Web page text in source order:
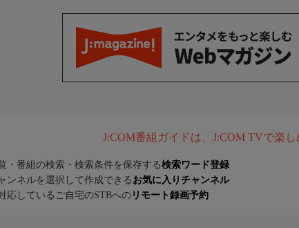
J:COM番組ガイドは、J:COM TVで楽
・番組の検索・検索条件を保存する検索ワード登録
ンネルを選択して作成できる お気に入りチャンネル
応しているご自宅のSTBへの リモート録画予約